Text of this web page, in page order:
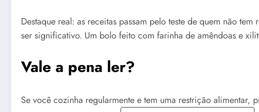
Destaque real: as receitas passam pelo teste de quem não
ser significativo. Um bolo feito com farinha de amêndoas e
Vale a pena ler?
Se você cozinha regularmente e tem uma restrição alimentar,